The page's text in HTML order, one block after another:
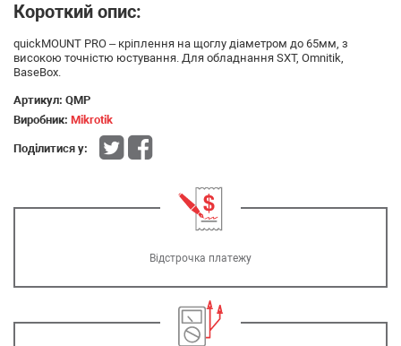
Короткий опис:
quickMOUNT PRO – кріплення на щоглу діаметром до 65мм, з
високою точністю юстування. Для обладнання SXT, Omnitik,
BaseBox.
Артикул: QMP
Виробник: Mikrotik
Поділитися у:
Відстрочка платежу